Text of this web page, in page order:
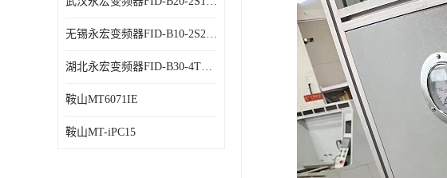
无锡永宏变频器FID-B10-2S2.2G 代理商销售
湖北永宏变频器FID-B30-4T0.7G 厂家销售
鞍山MT6071IE
鞍山MT-iPC15